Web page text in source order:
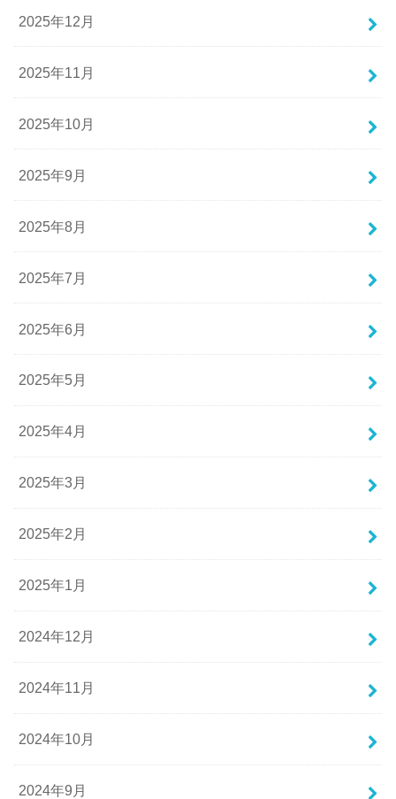
2025年12月
2025年11月
2025年10月
2025年9月
2025年8月
2025年7月
2025年6月
2025年5月
2025年4月
2025年3月
2025年2月
2025年1月
2024年12月
2024年11月
2024年10月
2024年9月